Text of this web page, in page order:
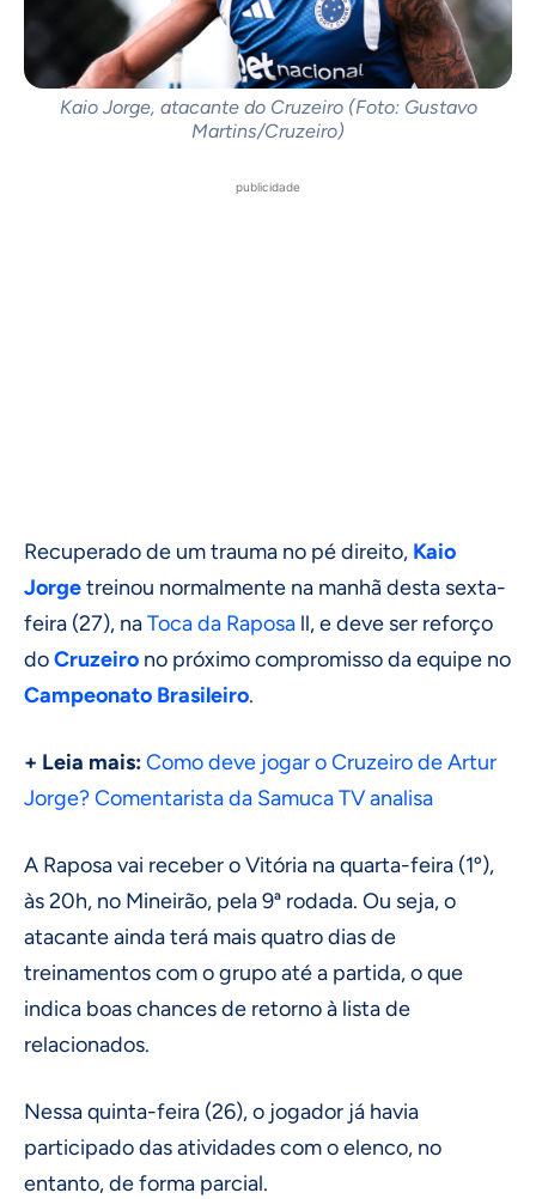
Kaio Jorge, atacante do Cruzeiro (Foto: Gustavo
Martins/Cruzeiro)
publicidade
Recuperado de um trauma no pé direito, Kaio
Jorgetreinou normalmente na manhã desta sexta-
feira (27), naToca da Raposa ll, e deve ser reforço
doCruzeiro no próximo compromisso da equipe no
Campeonato Brasileiro.
+ Leia mais:Como deve jogar o Cruzeiro de Artur
Jorge? Comentarista da Samuca TV analisa
A Raposa vai receber o Vitória na quarta-feira (1º),
às 20h, no Mineirão, pela 9ª rodada. Ou seja, o
atacante ainda terá mais quatro dias de
treinamentos com o grupo até a partida, o que
indica boas chances de retorno à lista de
relacionados.
Nessa quinta-feira (26), o jogador já havia
participado das atividades com o elenco, no
entanto, de forma parcial.